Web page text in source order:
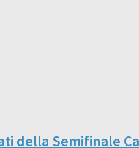
della Semifinale